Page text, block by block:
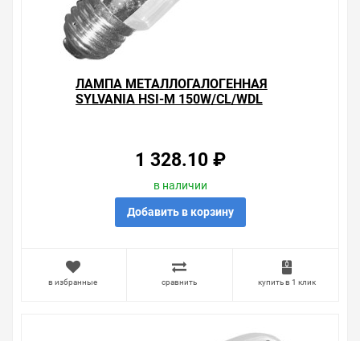
Свяжитесь с нами любым способом, который для вас
наиболее удобен. С удовольствием ответим на все
вопросы.
ЛАМПА МЕТАЛЛОГАЛОГЕННАЯ
SYLVANIA HSI-M 150W/CL/WDL
1 328.10 ₽
в наличии
Добавить в корзину
в избранные сравнить купить в 1 клик